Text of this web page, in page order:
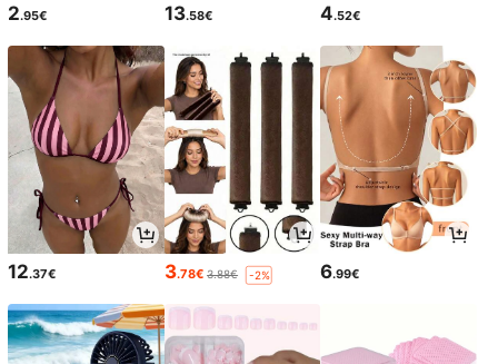
2.95€ 13.58€ 4.52€
12.37€ 3.78€ 3.88€ -2% 6.99€